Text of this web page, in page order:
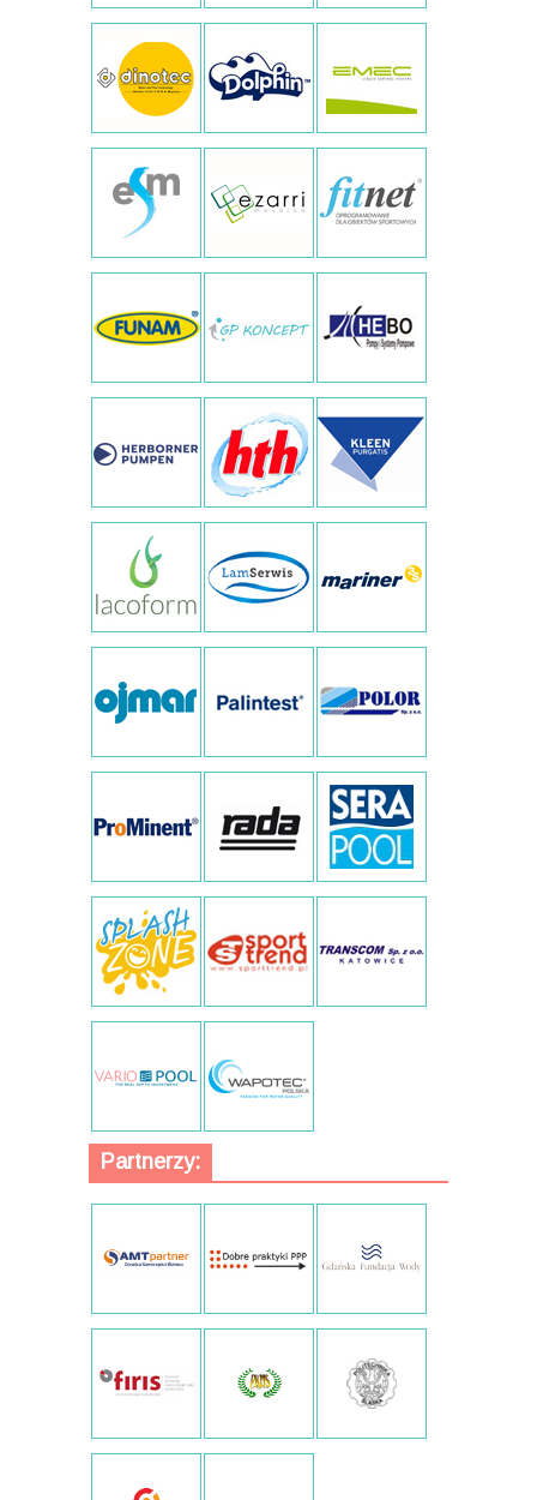
Partnerzy: